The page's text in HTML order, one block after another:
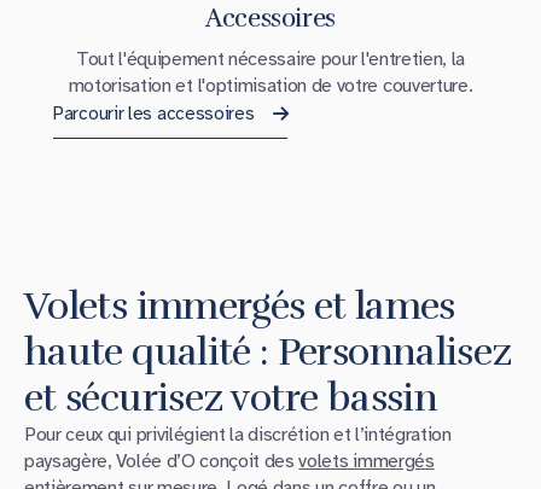
Accessoires
Tout l'équipement nécessaire pour l'entretien, la
motorisation et l'optimisation de votre couverture.
Parcourir les accessoires
Volets immergés et lames
haute qualité : Personnalisez
et sécurisez votre bassin
Pour ceux qui privilégient la discrétion et l’intégration
paysagère, Volée d’O conçoit desvolets immergés